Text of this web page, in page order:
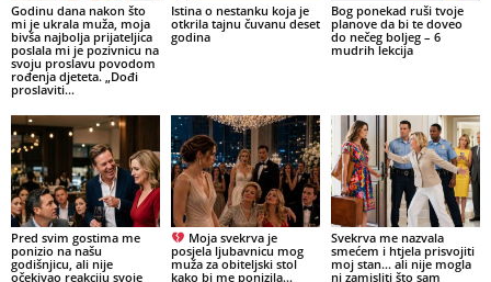
Godinu dana nakon što
mi je ukrala muža, moja
bivša najbolja prijateljica
poslala mi je pozivnicu na
svoju proslavu povodom
rođenja djeteta. „Dođi
proslaviti...
Istina o nestanku koja je
otkrila tajnu čuvanu deset
godina
Bog ponekad ruši tvoje
planove da bi te doveo
do nečeg boljeg – 6
mudrih lekcija
Pred svim gostima me
ponizio na našu
godišnjicu, ali nije
očekivao reakciju svoje
Moja svekrva je
posjela ljubavnicu mog
muža za obiteljski stol
kako bi me ponizila…
Svekrva me nazvala
smećem i htjela prisvojiti
moj stan… ali nije mogla
ni zamisliti što sam